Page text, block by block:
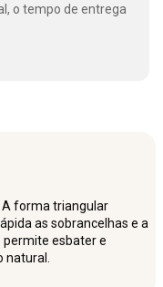
o tempo de entrega
A forma triangular
as sobrancelhas e a
esbater e